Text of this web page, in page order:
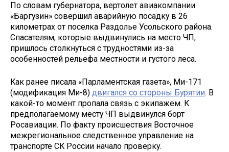
По словам губернатора, вертолет авиакомпании
«Баргузин» совершил аварийную посадку в 26
километрах от поселка Раздолье Усольского района.
Спасателям, которые выдвинулись на место ЧП,
пришлось столкнуться с трудностями из-за
особенностей рельефа местности и густого леса.
Как ранее писала «Парламентская газета», Ми-171
(модификация Ми-8) двигался со стороны Бурятии. В
какой-то момент пропала связь с экипажем. К
предполагаемому месту ЧП выдвинулся борт
Росавиации. По факту происшествия Восточное
межрегиональное следственное управление на
транспорте СК России начало проверку.